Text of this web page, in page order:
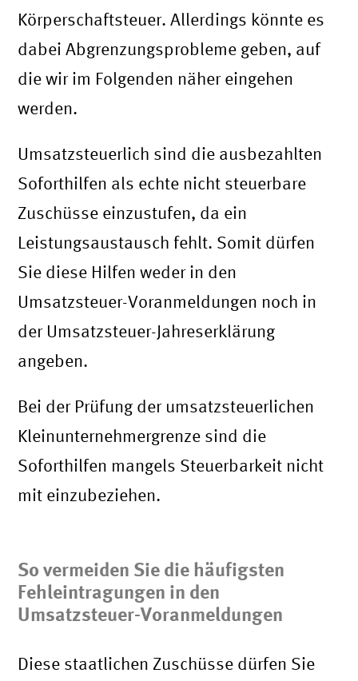
Körperschaftsteuer. Allerdings könnte es
dabei Abgrenzungsprobleme geben, auf
die wir im Folgenden näher eingehen
werden.
Umsatzsteuerlich sind die ausbezahlten
Soforthilfen als echte nicht steuerbare
Zuschüsse einzustufen, da ein
Leistungsaustausch fehlt. Somit dürfen
Sie diese Hilfen weder in den
Umsatzsteuer-Voranmeldungen noch in
der Umsatzsteuer-Jahreserklärung
angeben.
Bei der Prüfung der umsatzsteuerlichen
Kleinunternehmergrenze sind die
Soforthilfen mangels Steuerbarkeit nicht
mit einzubeziehen.
So vermeiden Sie die häufigsten
Fehleintragungen in den
Umsatzsteuer-Voranmeldungen
Diese staatlichen Zuschüsse dürfen Sie